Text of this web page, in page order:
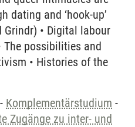
dating and ‘hook-up’
Grindr) • Digital labour
The possibilities and
• Histories of the
- Komplementärstudium -
Zugänge zu inter- und